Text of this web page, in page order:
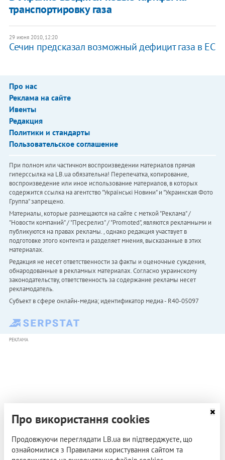
транспортировку газа
29 июня 2010, 12:20
Сечин предсказал возможный дефицит газа в ЕС
Про нас
Реклама на сайте
Ивенты
Редакция
Политики и стандарты
Пользовательское соглашение
При полном или частичном воспроизведении материалов прямая
гиперссылка на LB.ua обязательна! Перепечатка, копирование,
воспроизведение или иное использование материалов, в которых
содержится ссылка на агентство "Українськi Новини" и "Украинская Фото
Группа" запрещено.
Материалы, которые размещаются на сайте с меткой "Реклама" /
"Новости компаний" / "Пресрелиз" / "Promoted", являются рекламными и
публикуются на правах рекламы. , однако редакция участвует в
подготовке этого контента и разделяет мнения, высказанные в этих
материалах.
Редакция не несет ответственности за факты и оценочные суждения,
обнародованные в рекламных материалах. Согласно украинскому
законодательству, ответственность за содержание рекламы несет
рекламодатель.
Субъект в сфере онлайн-медиа; идентификатор медиа - R40-05097
РЕКЛАМА
Про використання cookies
Продовжуючи переглядати LB.ua ви підтверджуєте, що
ознайомилися з Правилами користування сайтом та